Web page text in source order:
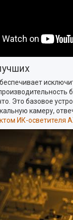
Это базовое
камеру,
ИК-осветителя